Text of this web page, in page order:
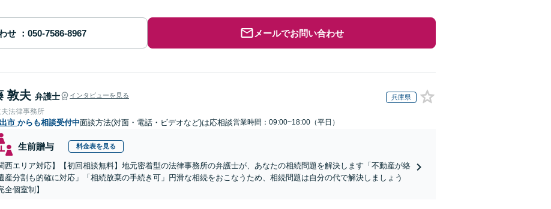
せ メールでお問い合わせ
敦夫 弁護士 インタビューを見る 兵庫県
法律事務所
市 からも相談受付中面談方法(対面・電話・ビデオなど)は応相談営業時間：09:00~18:00（平日）
生前贈与 料金表を見る
関西エリア対応】【初回相談無料】地元密着型の法律事務所の弁護士が、あなたの相続問題を解決します「不動産が絡
産分割も的確に対応」「相続放棄の手続き可」円滑な相続をおこなうため、相続問題は自分の代で解決しましょう
全個室制】